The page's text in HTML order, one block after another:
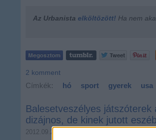
Az Urbanista elköltözött! Ha nem
2 komment
Címkék: hó sport gyerek usa
Balesetveszélyes
dizájnos, de kinek jutott
2012.09.22. 08:04